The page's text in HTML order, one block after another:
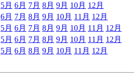
5月 6月 7月 8月 9月 10月 12月
6月 7月 8月 9月 10月 11月 12月
5月 6月 7月 8月 9月 10月 11月 12月
5月 6月 7月 8月 9月 10月 11月 12月
5月 6月 8月 9月 10月 11月 12月